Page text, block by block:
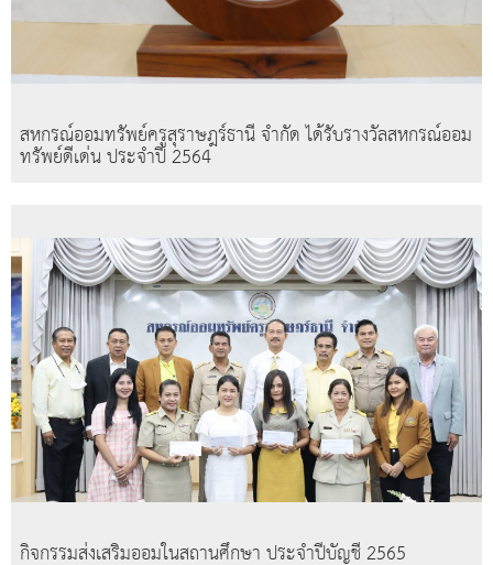
สหกรณ์ออมทรัพย์ครูสุราษฎร์ธานี จำกัด ได้รับรางวัลสหกรณ์ออม
ทรัพย์ดีเด่น ประจำปี 2564
กิจกรรมส่งเสริมออมในสถานศึกษา ประจำปีบัญชี 2565